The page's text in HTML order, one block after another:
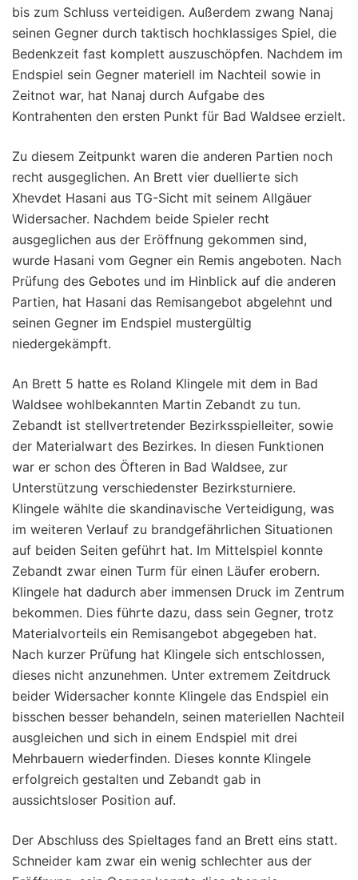
bis zum Schluss verteidigen. Außerdem zwang Nanaj
seinen Gegner durch taktisch hochklassiges Spiel, die
Bedenkzeit fast komplett auszuschöpfen. Nachdem im
Endspiel sein Gegner materiell im Nachteil sowie in
Zeitnot war, hat Nanaj durch Aufgabe des
Kontrahenten den ersten Punkt für Bad Waldsee erzielt.
Zu diesem Zeitpunkt waren die anderen Partien noch
recht ausgeglichen. An Brett vier duellierte sich
Xhevdet Hasani aus TG-Sicht mit seinem Allgäuer
Widersacher. Nachdem beide Spieler recht
ausgeglichen aus der Eröffnung gekommen sind,
wurde Hasani vom Gegner ein Remis angeboten. Nach
Prüfung des Gebotes und im Hinblick auf die anderen
Partien, hat Hasani das Remisangebot abgelehnt und
seinen Gegner im Endspiel mustergültig
niedergekämpft.
An Brett 5 hatte es Roland Klingele mit dem in Bad
Waldsee wohlbekannten Martin Zebandt zu tun.
Zebandt ist stellvertretender Bezirksspielleiter, sowie
der Materialwart des Bezirkes. In diesen Funktionen
war er schon des Öfteren in Bad Waldsee, zur
Unterstützung verschiedenster Bezirksturniere.
Klingele wählte die skandinavische Verteidigung, was
im weiteren Verlauf zu brandgefährlichen Situationen
auf beiden Seiten geführt hat. Im Mittelspiel konnte
Zebandt zwar einen Turm für einen Läufer erobern.
Klingele hat dadurch aber immensen Druck im Zentrum
bekommen. Dies führte dazu, dass sein Gegner, trotz
Materialvorteils ein Remisangebot abgegeben hat.
Nach kurzer Prüfung hat Klingele sich entschlossen,
dieses nicht anzunehmen. Unter extremem Zeitdruck
beider Widersacher konnte Klingele das Endspiel ein
bisschen besser behandeln, seinen materiellen Nachteil
ausgleichen und sich in einem Endspiel mit drei
Mehrbauern wiederfinden. Dieses konnte Klingele
erfolgreich gestalten und Zebandt gab in
aussichtsloser Position auf.
Der Abschluss des Spieltages fand an Brett eins statt.
Schneider kam zwar ein wenig schlechter aus der